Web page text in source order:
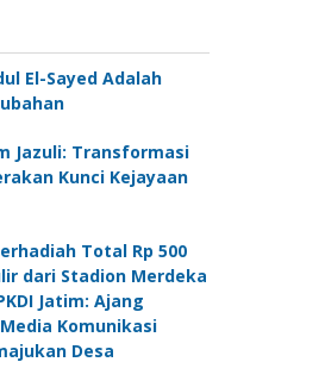
El-Sayed Adalah
Jazuli: Transformasi
Kunci Kejayaan
Total Rp 500
dari Stadion Merdeka
Jatim: Ajang
Komunikasi
Desa